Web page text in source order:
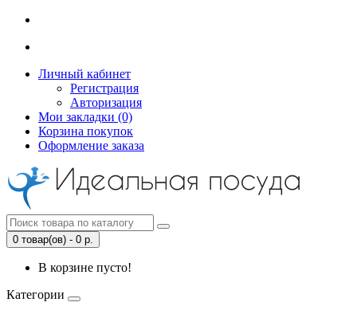
Личный кабинет
Регистрация
Авторизация
Мои закладки (0)
Корзина покупок
Оформление заказа
0 товар(ов) - 0 р.
В корзине пусто!
Категории